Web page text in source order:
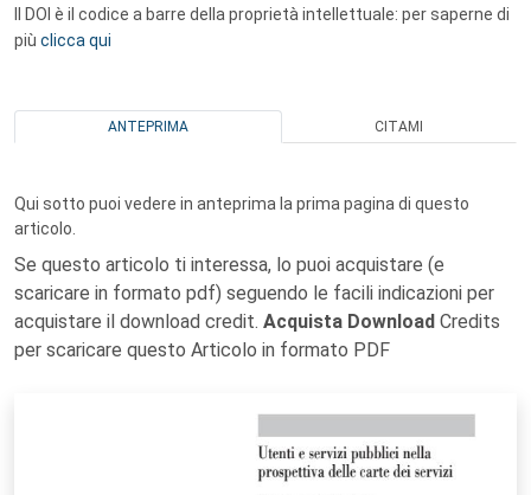
Il DOI è il codice a barre della proprietà intellettuale: per saperne di
più clicca qui
ANTEPRIMA CITAMI
Qui sotto puoi vedere in anteprima la prima pagina di questo
articolo.
Se questo articolo ti interessa, lo puoi acquistare (e
scaricare in formato pdf) seguendo le facili indicazioni per
acquistare il download credit. Acquista Download Credits
per scaricare questo Articolo in formato PDF